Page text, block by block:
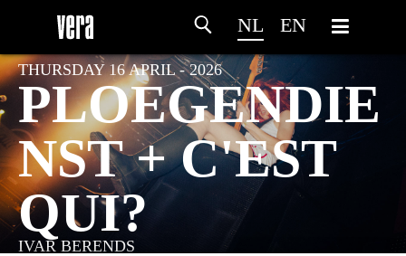
NL EN
THURSDAY 16 APRIL - 2026
PLOEGENDIE
NST + C'EST
QUI?
IVAR BERENDS